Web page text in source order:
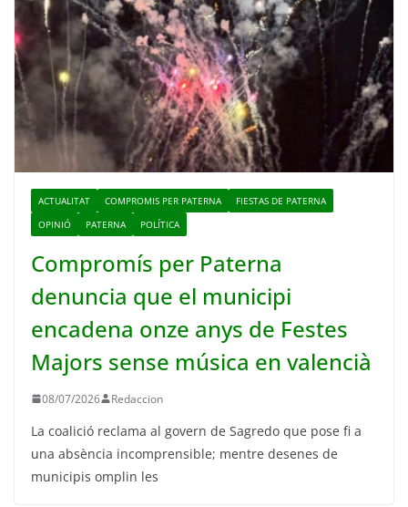
ACTUALITAT COMPROMIS PER PATERNA
FIESTAS DE PATERNA
OPINIÓ
PATERNA POLÍTICA
Compromís per Paterna
denuncia que el municipi
encadena onze anys de Festes
Majors sense música en valencià
08/07/2026 Redaccion
La coalició reclama al govern de Sagredo que pose fi a
una absència incomprensible; mentre desenes de
municipis omplin les